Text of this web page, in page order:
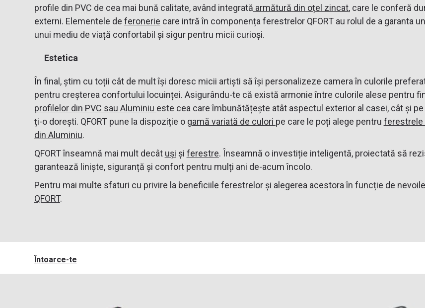
profile din PVC de cea mai bună calitate, având integrată armătură din oțel zincat, care le conferă
externi. Elementele de feronerie care intră în componența ferestrelor QFORT au rolul de a garanta
unui mediu de viață confortabil și sigur pentru micii curioși.
Estetica
În final, știm cu toții cât de mult își doresc micii artiști să își personalizeze camera în culorile
pentru creșterea confortului locuinței. Asigurându-te că există armonie între culorile alese pentru
profilelor din PVC sau Aluminiu este cea care îmbunătățește atât aspectul exterior al casei, cât și
ți-o dorești. QFORT pune la dispoziție o gamă variată de culori pe care le poți alege pentru ferestrele
din Aluminiu.
QFORT înseamnă mai mult decât uși și ferestre. Înseamnă o investiție inteligentă, proiectată să
garantează liniște, siguranță și confort pentru mulți ani de-acum încolo.
Pentru mai multe sfaturi cu privire la beneficiile ferestrelor și alegerea acestora în funcție de
QFORT.
Întoarce-te